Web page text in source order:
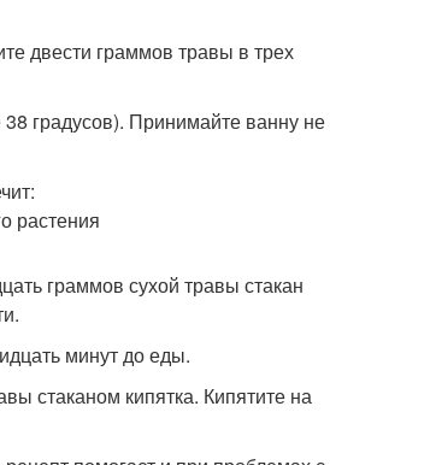
двести граммов травы в трех
градусов). Принимайте ванну не
граммов сухой травы стакан
минут до еды.
стаканом кипятка. Кипятите на